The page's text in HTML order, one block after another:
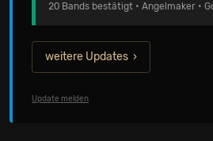
20 Bands bestätigt • Angelmaker •
weitere Updates
Update melden